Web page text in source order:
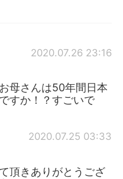
2020.07.26 23:16
母さんは50年間日本
すか！？すごいで
2020.07.25 03:33
頂きありがとうござ